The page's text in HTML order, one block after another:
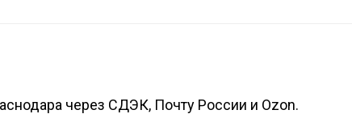
через СДЭК, Почту России и Ozon.